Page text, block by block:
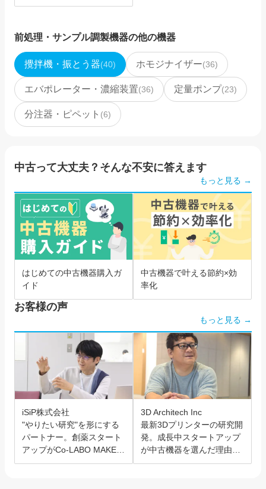
前処理・サンプル調製機器の他の機器
攪拌機・振とう器(40) ホモジナイザー(36)
エバポレーター・濃縮装置(36) 定量ポンプ(23)
分注器・ピペット (6)
中古って大丈夫？そんな不安に答えます
もっと見る →
はじめての中古機器購入ガ
イド
中古機器で叶える節約×効
率化
お客様の声
もっと見る →
iSiP株式会社
"やりたい研究"を形にする
パートナー。創薬スタート
アップがCo-LABO MAKER
を選んだ理由。
3D Architech Inc
最新3Dプリンターの研究開
発。成長中スタートアップ
が中古機器を選んだ理由と
は？